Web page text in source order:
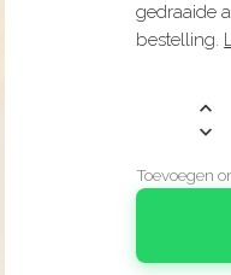
gedraaide
bestelling.
Toevoegen